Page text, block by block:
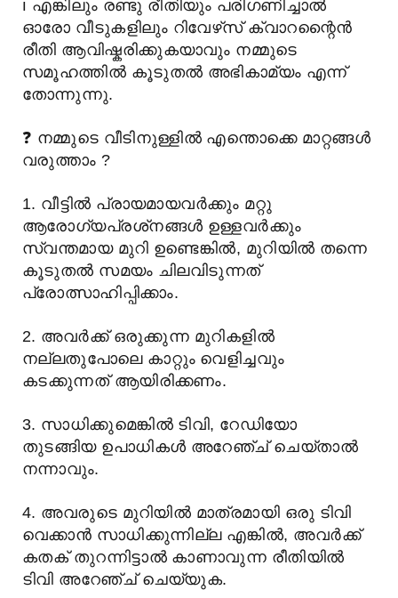
ℹ️ എങ്കിലും രണ്ടു രീതിയും പരിഗണിച്ചാൽ
ഓരോ വീടുകളിലും റിവേഴ്‌സ് ക്വാറന്റൈൻ
രീതി ആവിഷ്കരിക്കുകയാവും നമ്മുടെ
സമൂഹത്തിൽ കൂടുതൽ അഭികാമ്യം എന്ന്
തോന്നുന്നു.
❓ നമ്മുടെ വീടിനുള്ളിൽ എന്തൊക്കെ മാറ്റങ്ങൾ
വരുത്താം ?
1. വീട്ടിൽ പ്രായമായവർക്കും മറ്റു
ആരോഗ്യപ്രശ്‌നങ്ങൾ ഉള്ളവർക്കും
സ്വന്തമായ മുറി ഉണ്ടെങ്കിൽ, മുറിയിൽ തന്നെ
കൂടുതൽ സമയം ചിലവിടുന്നത്
പ്രോത്സാഹിപ്പിക്കാം.
2. അവർക്ക് ഒരുക്കുന്ന മുറികളിൽ
നല്ലതുപോലെ കാറ്റും വെളിച്ചവും
കടക്കുന്നത് ആയിരിക്കണം.
3. സാധിക്കുമെങ്കിൽ ടിവി, റേഡിയോ
തുടങ്ങിയ ഉപാധികൾ അറേഞ്ച് ചെയ്താൽ
നന്നാവും.
4. അവരുടെ മുറിയിൽ മാത്രമായി ഒരു ടിവി
വെക്കാൻ സാധിക്കുന്നില്ല എങ്കിൽ, അവർക്ക്
കതക് തുറന്നിട്ടാൽ കാണാവുന്ന രീതിയിൽ
ടിവി അറേഞ്ച് ചെയ്യുക.